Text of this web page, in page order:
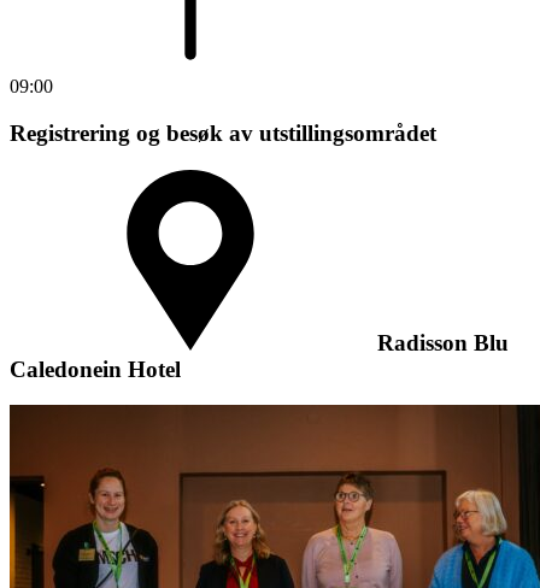
09:00
Registrering og besøk av utstillingsområdet
Radisson Blu
Caledonein Hotel